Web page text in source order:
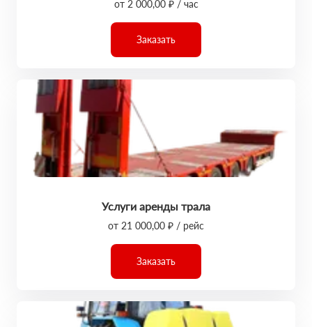
от 2 000,00 ₽ / час
Заказать
Услуги аренды трала
от 21 000,00 ₽ / рейс
Заказать